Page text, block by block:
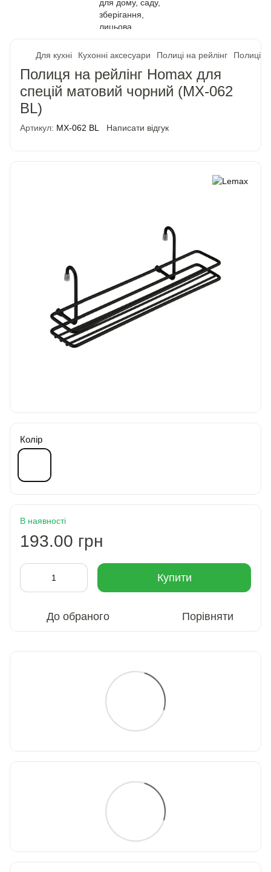
Для кухні Кухонні аксесуари Полиці на рейлінг Полиці
Полиця на рейлінг Homax для
спецій матовий чорний (MX-062
BL)
Артикул: MX-062 BL Написати відгук
Колір
В наявності
193.00 грн
Купити
До обраного Порівняти